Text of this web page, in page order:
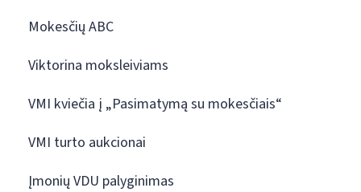
Mokesčių ABC
Viktorina moksleiviams
VMI kviečia į „Pasimatymą su mokesčiais“
VMI turto aukcionai
Įmonių VDU palyginimas